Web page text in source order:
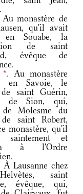
monastère de
qu'il avait
en Souabe, la
de saint
évêque de
*. Au monastère
en Savoie, le
saint Guérin,
de Sion, qui,
Molesme du
saint Robert,
monastère, qu'il
saintement et
à l'Ordre
À Lausanne chez
saint
évêque, qui,